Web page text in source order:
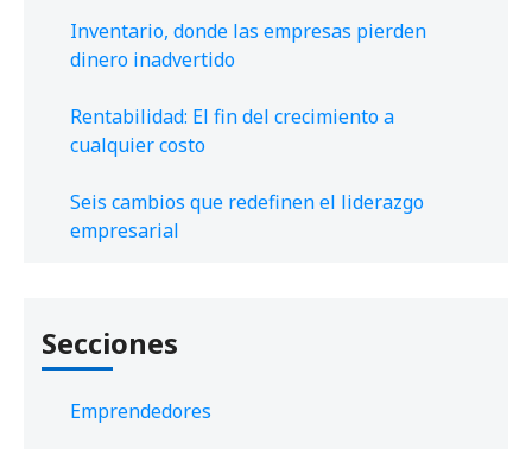
Inventario, donde las empresas pierden
dinero inadvertido
Rentabilidad: El fin del crecimiento a
cualquier costo
Seis cambios que redefinen el liderazgo
empresarial
Secciones
Emprendedores